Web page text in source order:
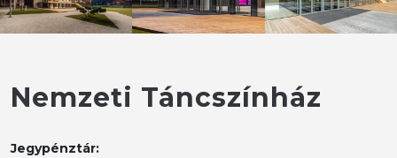
Nemzeti Táncszínház
Jegypénztár: